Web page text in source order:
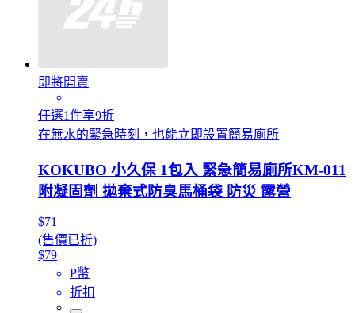
即將開賣
任選1件享9折
在無水的緊急時刻，也能立即設置簡易廁所
KOKUBO 小久保 1包入 緊急簡易廁所KM-011
附凝固劑 拋棄式防臭馬桶袋 防災 露營
$71
(售價已折)
$79
P幣
折扣